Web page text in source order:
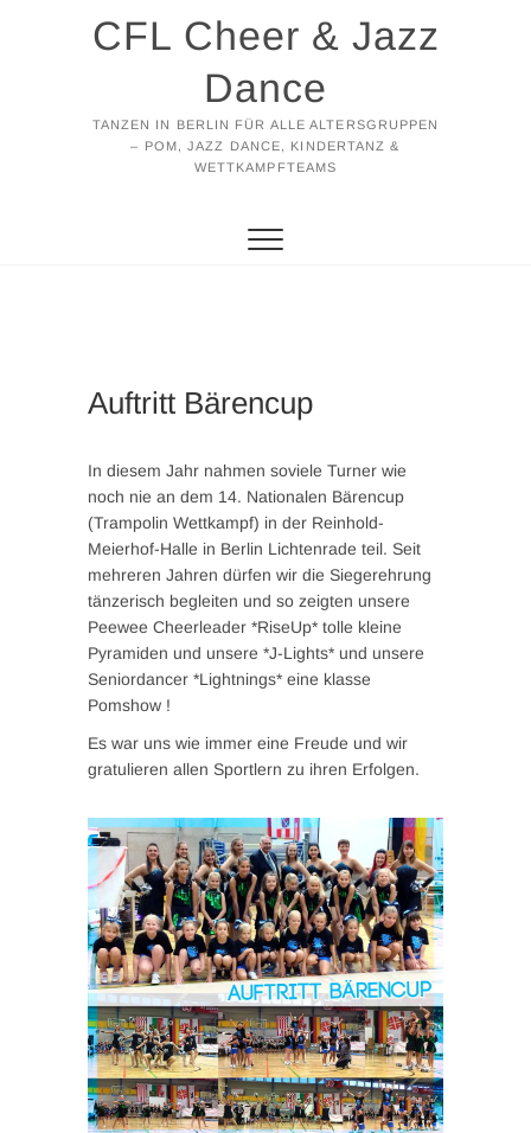
CFL Cheer & Jazz
Dance
TANZEN IN BERLIN FÜR ALLE ALTERSGRUPPEN
– POM, JAZZ DANCE, KINDERTANZ &
WETTKAMPFTEAMS
Auftritt Bärencup
In diesem Jahr nahmen soviele Turner wie
noch nie an dem 14. Nationalen Bärencup
(Trampolin Wettkampf) in der Reinhold-
Meierhof-Halle in Berlin Lichtenrade teil. Seit
mehreren Jahren dürfen wir die Siegerehrung
tänzerisch begleiten und so zeigten unsere
Peewee Cheerleader *RiseUp* tolle kleine
Pyramiden und unsere *J-Lights* und unsere
Seniordancer *Lightnings* eine klasse
Pomshow !
Es war uns wie immer eine Freude und wir
gratulieren allen Sportlern zu ihren Erfolgen.